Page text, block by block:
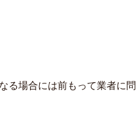
る場合には前もって業者に問